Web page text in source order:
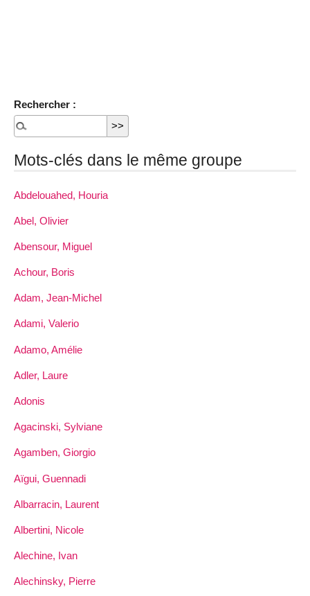
Rechercher :
Mots-clés dans le même groupe
Abdelouahed, Houria
Abel, Olivier
Abensour, Miguel
Achour, Boris
Adam, Jean-Michel
Adami, Valerio
Adamo, Amélie
Adler, Laure
Adonis
Agacinski, Sylviane
Agamben, Giorgio
Aïgui, Guennadi
Albarracin, Laurent
Albertini, Nicole
Alechine, Ivan
Alechinsky, Pierre